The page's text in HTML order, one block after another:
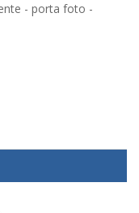
- porta foto -